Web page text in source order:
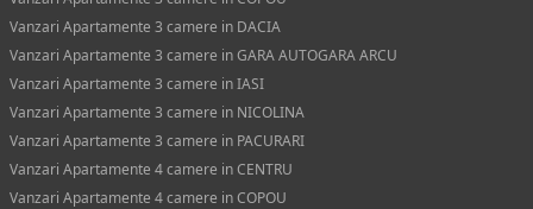
Vanzari Apartamente 3 camere in DACIA
Vanzari Apartamente 3 camere in GARA AUTOGARA ARCU
Vanzari Apartamente 3 camere in IASI
Vanzari Apartamente 3 camere in NICOLINA
Vanzari Apartamente 3 camere in PACURARI
Vanzari Apartamente 4 camere in CENTRU
Vanzari Apartamente 4 camere in COPOU